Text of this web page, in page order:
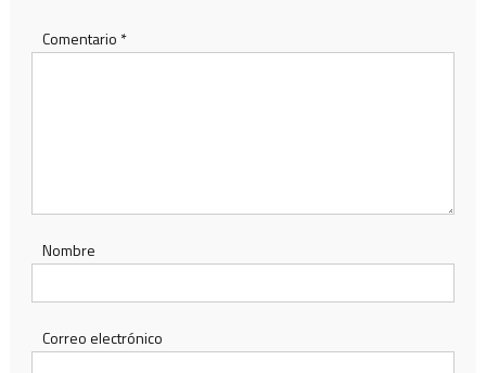
Comentario *
Nombre
Correo electrónico